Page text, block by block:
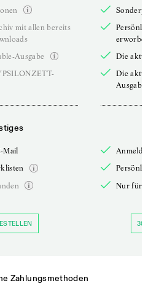
mit allen bereits
Ausgabe
Mail
Persönliches
erworbenen
Die aktuelle
Die aktuelle
Ausgabe
Anmelden
Persönliche
Nur für
30 TAGE
Zahlungsmethoden